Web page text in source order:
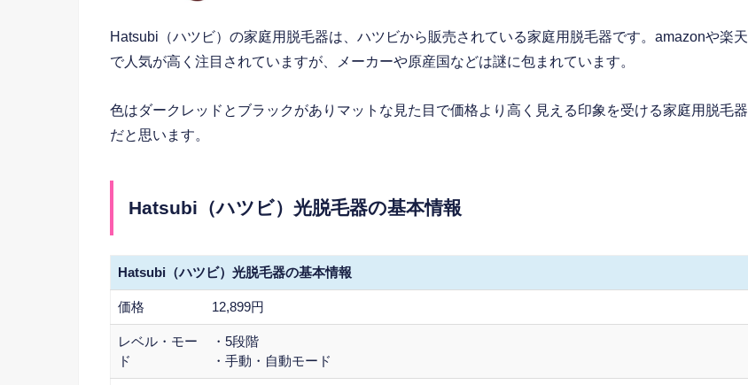
Hatsubi（ハツビ）の家庭用脱毛器は、ハツビから販売されている家庭用脱毛器です。amazonや楽天
で人気が高く注目されていますが、メーカーや原産国などは謎に包まれています。
色はダークレッドとブラックがありマットな見た目で価格より高く見える印象を受ける家庭用脱毛器
だと思います。
Hatsubi（ハツビ）光脱毛器の基本情報
Hatsubi（ハツビ）光脱毛器の基本情報
価格 12,899円
レベル・モー
ド
・5段階
・手動・自動モード